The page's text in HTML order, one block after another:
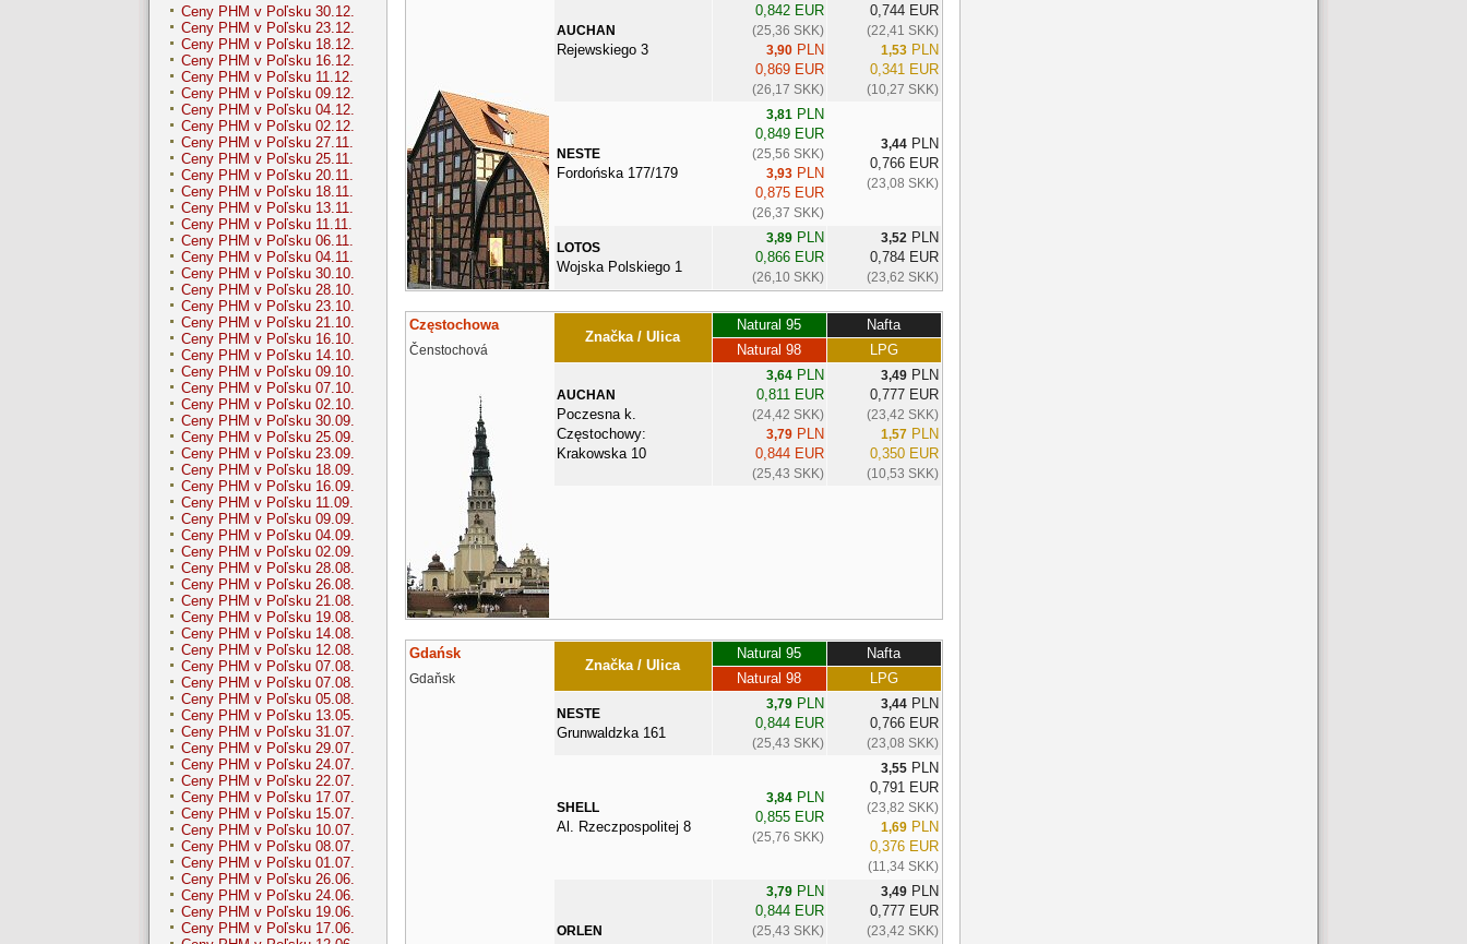
Ceny PHM v Poľsku 30.12.
Ceny PHM v Poľsku 23.12.
Ceny PHM v Poľsku 18.12.
Ceny PHM v Poľsku 16.12.
Ceny PHM v Poľsku 11.12.
Ceny PHM v Poľsku 09.12.
Ceny PHM v Poľsku 04.12.
Ceny PHM v Poľsku 02.12.
Ceny PHM v Poľsku 27.11.
Ceny PHM v Poľsku 25.11.
Ceny PHM v Poľsku 20.11.
Ceny PHM v Poľsku 18.11.
Ceny PHM v Poľsku 13.11.
Ceny PHM v Poľsku 11.11.
Ceny PHM v Poľsku 06.11.
Ceny PHM v Poľsku 04.11.
Ceny PHM v Poľsku 30.10.
Ceny PHM v Poľsku 28.10.
Ceny PHM v Poľsku 23.10.
Ceny PHM v Poľsku 21.10.
Ceny PHM v Poľsku 16.10.
Ceny PHM v Poľsku 14.10.
Ceny PHM v Poľsku 09.10.
Ceny PHM v Poľsku 07.10.
Ceny PHM v Poľsku 02.10.
Ceny PHM v Poľsku 30.09.
Ceny PHM v Poľsku 25.09.
Ceny PHM v Poľsku 23.09.
Ceny PHM v Poľsku 18.09.
Ceny PHM v Poľsku 16.09.
Ceny PHM v Poľsku 11.09.
Ceny PHM v Poľsku 09.09.
Ceny PHM v Poľsku 04.09.
Ceny PHM v Poľsku 02.09.
Ceny PHM v Poľsku 28.08.
Ceny PHM v Poľsku 26.08.
Ceny PHM v Poľsku 21.08.
Ceny PHM v Poľsku 19.08.
Ceny PHM v Poľsku 14.08.
Ceny PHM v Poľsku 12.08.
Ceny PHM v Poľsku 07.08.
Ceny PHM v Poľsku 07.08.
Ceny PHM v Poľsku 05.08.
Ceny PHM v Poľsku 13.05.
Ceny PHM v Poľsku 31.07.
Ceny PHM v Poľsku 29.07.
Ceny PHM v Poľsku 24.07.
Ceny PHM v Poľsku 22.07.
Ceny PHM v Poľsku 17.07.
Ceny PHM v Poľsku 15.07.
Ceny PHM v Poľsku 10.07.
Ceny PHM v Poľsku 08.07.
Ceny PHM v Poľsku 01.07.
Ceny PHM v Poľsku 26.06.
Ceny PHM v Poľsku 24.06.
Ceny PHM v Poľsku 19.06.
Ceny PHM v Poľsku 17.06.
AUCHAN
Rejewskiego 3
0,842 EUR
(25,36 SKK)
3,90PLN
0,869 EUR
(26,17 SKK)
0,744 EUR
(22,41 SKK)
1,53PLN
0,341 EUR
(10,27 SKK)
NESTE
Fordońska 177/179
3,81 PLN
0,849 EUR
(25,56 SKK)
3,93PLN
0,875 EUR
(26,37 SKK)
3,44PLN
0,766 EUR
(23,08 SKK)
LOTOS
Wojska Polskiego 1
3,89PLN
0,866 EUR
(26,10 SKK)
3,52 PLN
0,784 EUR
(23,62 SKK)
Częstochowa
Značka / Ulica
Natural 95 Nafta
Čenstochová Natural 98 LPG
AUCHAN
Poczesna k.
Częstochowy:
Krakowska 10
3,64PLN
0,811 EUR
(24,42 SKK)
3,79PLN
0,844 EUR
(25,43 SKK)
3,49PLN
0,777 EUR
(23,42 SKK)
1,57PLN
0,350 EUR
(10,53 SKK)
Gdańsk
Značka / Ulica
Natural 95 Nafta
Gdaňsk Natural 98 LPG
NESTE
Grunwaldzka 161
3,79PLN
0,844 EUR
(25,43 SKK)
3,44PLN
0,766 EUR
(23,08 SKK)
SHELL
Al. Rzeczpospolitej 8
3,84PLN
0,855 EUR
(25,76 SKK)
3,55PLN
0,791 EUR
(23,82 SKK)
1,69PLN
0,376 EUR
(11,34 SKK)
ORLEN
3,79PLN
0,844 EUR
(25,43 SKK)
3,49PLN
0,777 EUR
(23,42 SKK)